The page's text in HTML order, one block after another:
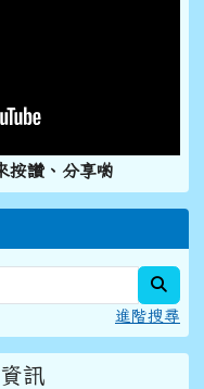
按讚、分享喲
進階搜尋
訊